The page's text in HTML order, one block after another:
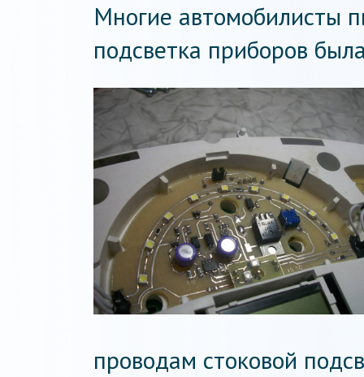
Многие автомобилисты
подсветка приборов
проводам стоковой